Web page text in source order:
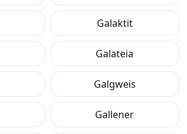
Galaktit
Galateia
Galgweis
Gallener